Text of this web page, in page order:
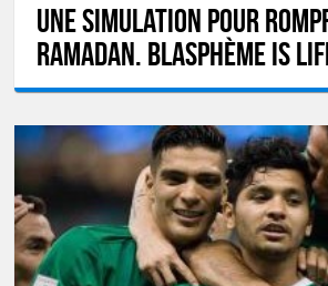
Une simulation pour
ramadan. Blasphème is